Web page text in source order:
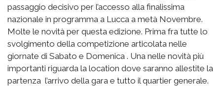
passaggio decisivo per l’accesso alla finalissima
nazionale in programma a Lucca a metà Novembre.
Molte le novità per questa edizione. Prima fra tutte lo
svolgimento della competizione articolata nelle
giornate di Sabato e Domenica . Una nelle novità più
importanti riguarda la location dove saranno allestite la
partenza l’arrivo della gara e tutto il quartier generale.